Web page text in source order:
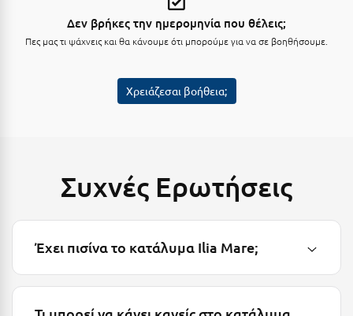
Λέσβος
Λευκάδα
Δεν βρήκες την ημερομηνία που θέλεις;
Πες μας τι ψάχνεις και θα κάνουμε ότι μπορούμε για να σε βοηθήσουμε.
Χρειάζεσαι βοήθεια;
Συχνές Ερωτήσεις
Έχει πισίνα το κατάλυμα Ilia Mare;